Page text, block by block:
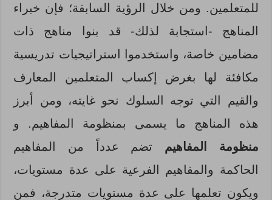
للمتعلمين. ومن خلال الرؤية السابقة؛ فإن خبراء
المناهج -استجابة لذلك- قد بنوا مناهج ذات
مضامين خاصة، واستخدموا استراتيجيات تدريسية
مكافئة لها بغرض إكساب المتعلمين المعارف
والقيم التي توجه السلوك نحو غايته، ومن أبرز
هذه المناهج ما يسمى بمنظومة المفاهيم. و
منظومة المفاهيم تضم عدداً من المفاهيم
الحاكمة والمفاهيم الفرعية على عدة مستويات،
ويكون تعلمها على عدة مستويات متدرجة، فمن